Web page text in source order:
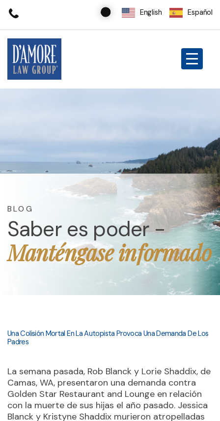
English Español
Saber es poder -
Manténgase informado
BLOG
Una Colisión Mortal En La Autopista Provoca Una Demanda De Los
Padres
La semana pasada, Rob Blanck y Lorie Shaddix, de
Camas, WA, presentaron una demanda contra
Golden Star Restaurant and Lounge en relación
con la muerte de sus hijas el año pasado. Jessica
Blanck y Kristyne Shaddix murieron atropelladas